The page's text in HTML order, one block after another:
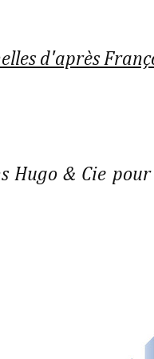
d'après
Hugo & Cie